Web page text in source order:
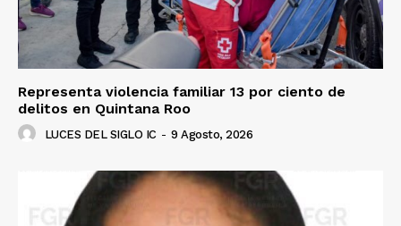
Representa violencia familiar 13 por ciento de
delitos en Quintana Roo
LUCES DEL SIGLO IC - 9 Agosto, 2026